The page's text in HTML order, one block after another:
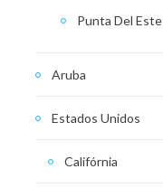
Punta Del Este
Aruba
Estados Unidos
Califórnia